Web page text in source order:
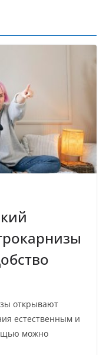
открывают
естественным и
можно